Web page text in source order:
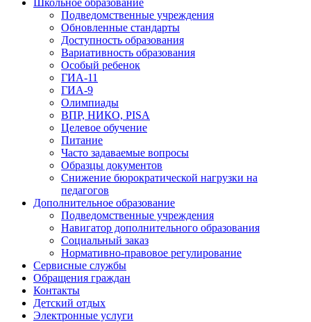
Школьное образование
Подведомственные учреждения
Обновленные стандарты
Доступность образования
Вариативность образования
Особый ребенок
ГИА-11
ГИА-9
Олимпиады
ВПР, НИКО, PISA
Целевое обучение
Питание
Часто задаваемые вопросы
Образцы документов
Снижение бюрократической нагрузки на
педагогов
Дополнительное образование
Подведомственные учреждения
Навигатор дополнительного образования
Социальный заказ
Нормативно-правовое регулирование
Сервисные службы
Обращения граждан
Контакты
Детский отдых
Электронные услуги